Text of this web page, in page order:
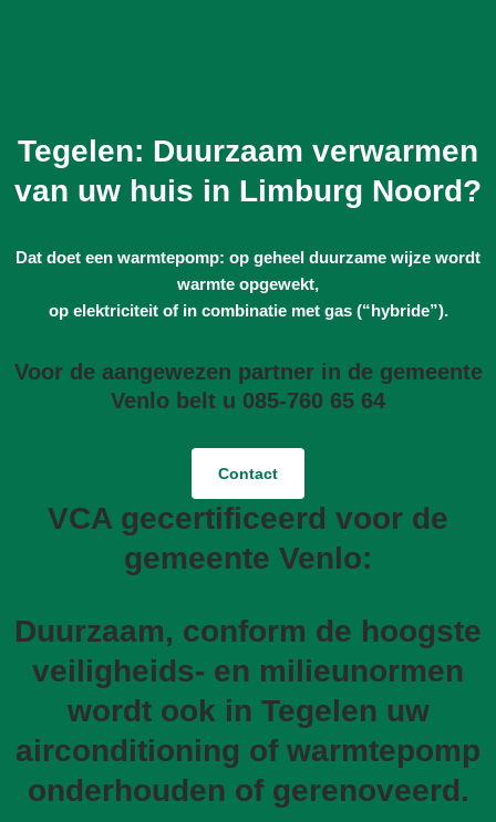
Tegelen: Duurzaam verwarmen
van uw huis in Limburg Noord?
Dat doet een warmtepomp: op geheel duurzame wijze wordt
warmte opgewekt,
op elektriciteit of in combinatie met gas (“hybride”).
Voor de aangewezen partner in de gemeente
Venlo belt u 085-760 65 64
Contact
VCA gecertificeerd voor de
gemeente Venlo:
Duurzaam, conform de hoogste
veiligheids- en milieunormen
wordt ook in Tegelen uw
airconditioning of warmtepomp
onderhouden of gerenoveerd.